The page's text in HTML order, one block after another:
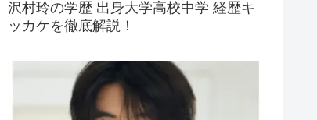
沢村玲の学歴 出身大学高校中学 経歴キ
ッカケを徹底解説！